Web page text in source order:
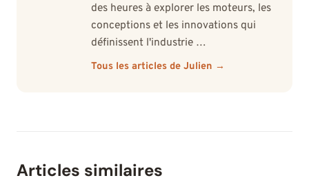
des heures à explorer les moteurs, les
conceptions et les innovations qui
définissent l'industrie …
Tous les articles de Julien →
Articles similaires